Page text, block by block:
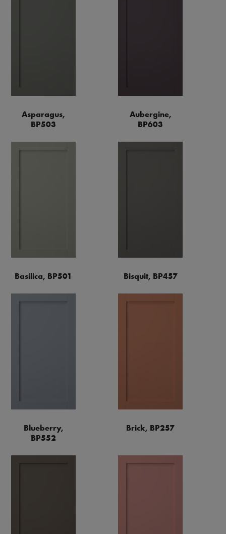
Asparagus,
BP503
Aubergine,
BP603
Basilica, BP501 Bisquit, BP457
Blueberry,
BP552
Brick, BP257